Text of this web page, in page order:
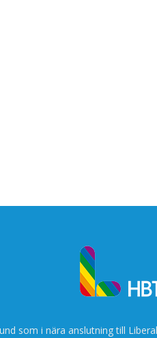
som i nära anslutning till